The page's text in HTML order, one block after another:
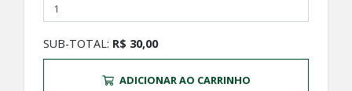
SUB-TOTAL: R$ 30,00
ADICIONAR AO CARRINHO